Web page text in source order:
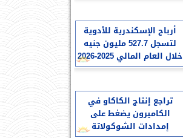
أرباح الإسكندرية للأدوية
لتسجل 527.7 مليون جنيه
خلال العام المالي 2025-2026
تراجع إنتاج الكاكاو في
الكاميرون يضغط على
إمدادات الشوكولاتة